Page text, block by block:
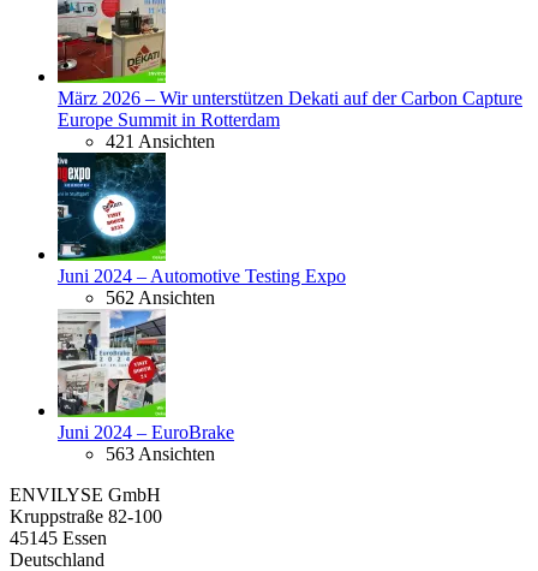
März 2026 – Wir unterstützen Dekati auf der Carbon Capture
Europe Summit in Rotterdam
421 Ansichten
Juni 2024 – Automotive Testing Expo
562 Ansichten
Juni 2024 – EuroBrake
563 Ansichten
ENVILYSE GmbH
Kruppstraße 82-100
45145 Essen
Deutschland